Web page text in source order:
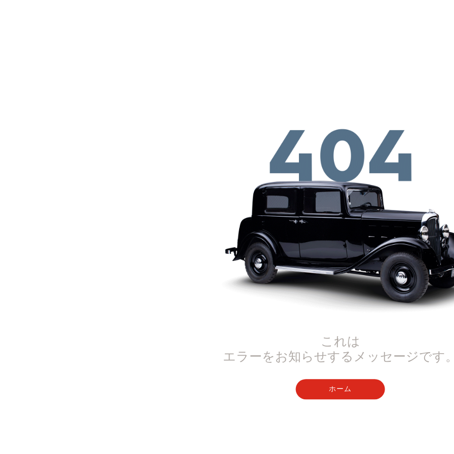
これは
エラーをお知らせするメッセージです
ホーム